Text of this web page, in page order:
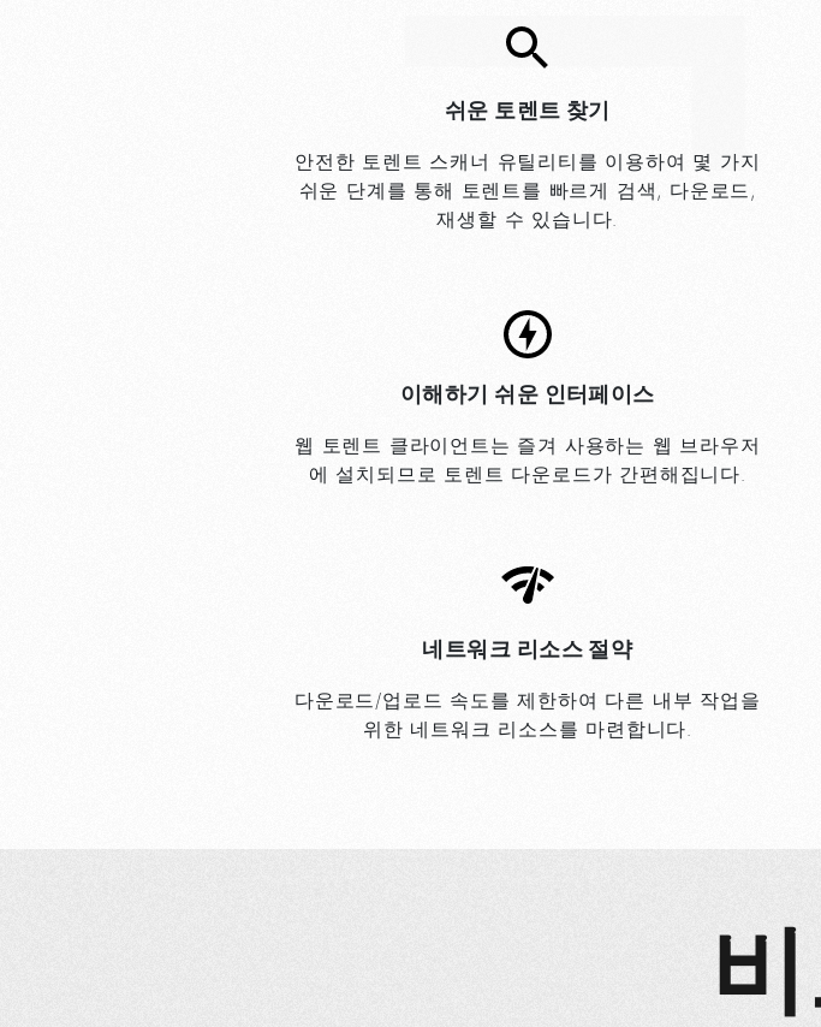
쉬운 토렌트 찾기
안전한 토렌트 스캐너 유틸리티를 이용하여 몇 가지
쉬운 단계를 통해 토렌트를 빠르게 검색, 다운로드,
재생할 수 있습니다.
이해하기 쉬운 인터페이스
웹 토렌트 클라이언트는 즐겨 사용하는 웹 브라우저
에 설치되므로 토렌트 다운로드가 간편해집니다.
네트워크 리소스 절약
다운로드/업로드 속도를 제한하여 다른 내부 작업을
위한 네트워크 리소스를 마련합니다.